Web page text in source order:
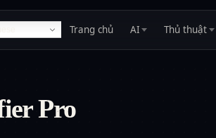
Trang chủ AI Thủ thuật
Pro